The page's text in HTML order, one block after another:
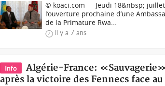
© koaci.com — Jeudi 18&nbsp;
l’ouverture prochaine d’une
de la Primature Rwa...
il y a 7 ans
Info
Algérie-France:
après la victoire des Fennecs face